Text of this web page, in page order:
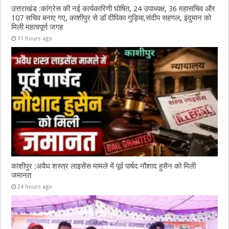
उत्तराखंड :कांग्रेस की नई कार्यकारिणी घोषित, 24 उपाध्यक्ष, 36 महासचिव और
107 सचिव बनाए गए, काशीपुर से डॉ दीपिका गुड़िया,संदीप सहगल, इंदुमान को
मिली महत्वपूर्ण जगह
11 hours ago
काशीपुर :अवैध शस्त्र लाइसेंस मामले में पूर्व पार्षद नौशाद हुसैन को मिली
जमानत
24 hours ago